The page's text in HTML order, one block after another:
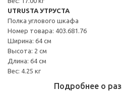
UTRUSTA УТРУСТА
Полка углового шкафа
Номер товара: 403.681.76
Ширина: 64 см
Высота: 2 см
Длина: 64 см
Вес: 4.25 кг
Подробнее о